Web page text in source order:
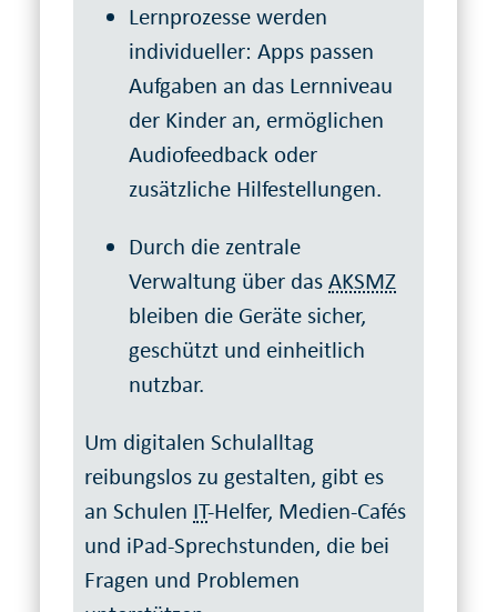
Lernprozesse werden
individueller: Apps passen
Aufgaben an das Lernniveau
der Kinder an, ermöglichen
Audiofeedback oder
zusätzliche Hilfestellungen.
Durch die zentrale
Verwaltung über dasAKSMZ
bleiben die Geräte sicher,
geschützt und einheitlich
nutzbar.
Um digitalen Schulalltag
reibungslos zu gestalten, gibt es
an Schulen IT-Helfer, Medien-Cafés
und iPad-Sprechstunden, die bei
Fragen und Problemen